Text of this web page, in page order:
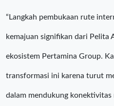
“Langkah pembukaan rute
kemajuan signifikan dari Pelita
ekosistem Pertamina Group.
transformasi ini karena turut
dalam mendukung konektivitas